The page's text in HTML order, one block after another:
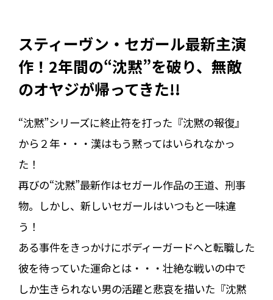
スティーヴン・セガール最新主演
作！2年間の“沈黙”を破り、無敵
のオヤジが帰ってきた!!
“沈黙”シリーズに終止符を打った『沈黙の報復』
から２年・・・漢はもう黙ってはいられなかっ
た！
再びの“沈黙”最新作はセガール作品の王道、刑事
物。しかし、新しいセガールはいつもと一味違
う！
ある事件をきっかけにボディーガードへと転職した
彼を待っていた運命とは・・・壮絶な戦いの中で
しか生きられない男の活躍と悲哀を描いた『沈黙